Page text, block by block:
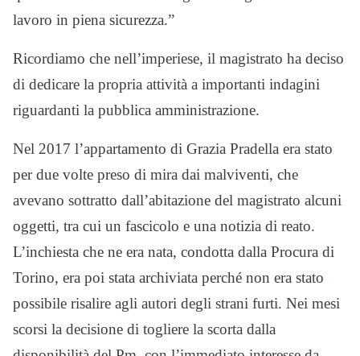
lavoro in piena sicurezza.”
Ricordiamo che nell’imperiese, il magistrato ha deciso
di dedicare la propria attività a importanti indagini
riguardanti la pubblica amministrazione.
Nel 2017 l’appartamento di Grazia Pradella era stato
per due volte preso di mira dai malviventi, che
avevano sottratto dall’abitazione del magistrato alcuni
oggetti, tra cui un fascicolo e una notizia di reato.
L’inchiesta che ne era nata, condotta dalla Procura di
Torino, era poi stata archiviata perché non era stato
possibile risalire agli autori degli strani furti. Nei mesi
scorsi la decisione di togliere la scorta dalla